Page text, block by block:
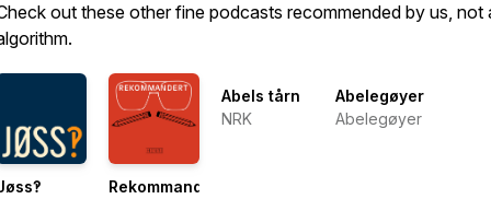
out these other fine podcasts recommended by us, not
Rekommandert
Abels tårn
NRK
Abelegøyer
Abelegøyer